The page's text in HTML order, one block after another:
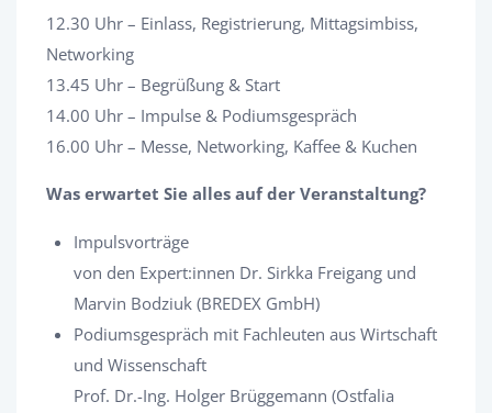
12.30 Uhr – Einlass, Registrierung, Mittagsimbiss,
Networking
13.45 Uhr – Begrüßung & Start
14.00 Uhr – Impulse & Podiumsgespräch
16.00 Uhr – Messe, Networking, Kaffee & Kuchen
Was erwartet Sie alles auf der Veranstaltung?
Impulsvorträge
von den Expert:innen Dr. Sirkka Freigang und
Marvin Bodziuk (BREDEX GmbH)
Podiumsgespräch mit Fachleuten aus Wirtschaft
und Wissenschaft
Prof. Dr.-Ing. Holger Brüggemann (Ostfalia